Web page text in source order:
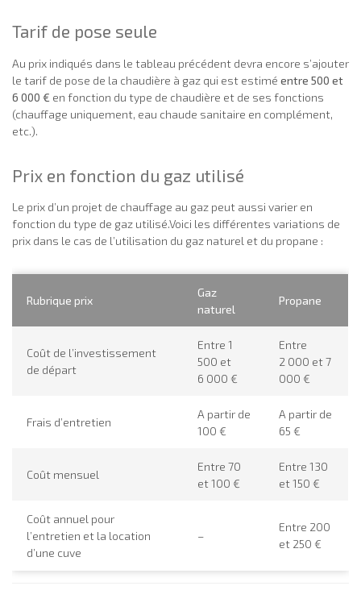
Tarif de pose seule
Au prix indiqués dans le tableau précédent devra encore s’ajouter
le tarif de pose de la chaudière à gaz qui est estimé entre 500 et
6 000 € en fonction du type de chaudière et de ses fonctions
(chauffage uniquement, eau chaude sanitaire en complément,
etc.).
Prix en fonction du gaz utilisé
Le prix d’un projet de chauffage au gaz peut aussi varier en
fonction du type de gaz utilisé.Voici les différentes variations de
prix dans le cas de l’utilisation du gaz naturel et du propane :
Rubrique prix
Gaz
naturel
Propane
Coût de l’investissement
de départ
Entre 1
500 et
6 000 €
Entre
2 000 et 7
000 €
Frais d’entretien
A partir de
100 €
A partir de
65 €
Coût mensuel
Entre 70
et 100 €
Entre 130
et 150 €
Coût annuel pour
l’entretien et la location
d’une cuve
–
Entre 200
et 250 €